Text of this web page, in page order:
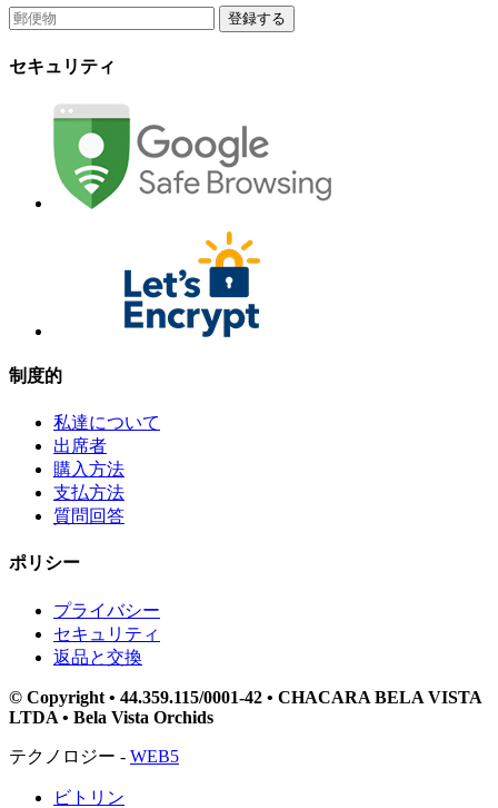
登録する
セキュリティ
制度的
私達について
出席者
購入方法
支払方法
質問回答
ポリシー
プライバシー
セキュリティ
返品と交換
© Copyright • 44.359.115/0001-42 • CHACARA BELA VISTA
LTDA • Bela Vista Orchids
テクノロジー - WEB5
ビトリン